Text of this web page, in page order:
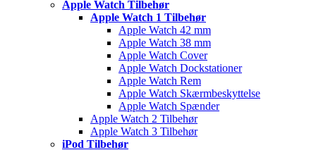
Apple Watch Tilbehør
Apple Watch 1 Tilbehør
Apple Watch 42 mm
Apple Watch 38 mm
Apple Watch Cover
Apple Watch Dockstationer
Apple Watch Rem
Apple Watch Skærmbeskyttelse
Apple Watch Spænder
Apple Watch 2 Tilbehør
Apple Watch 3 Tilbehør
iPod Tilbehør